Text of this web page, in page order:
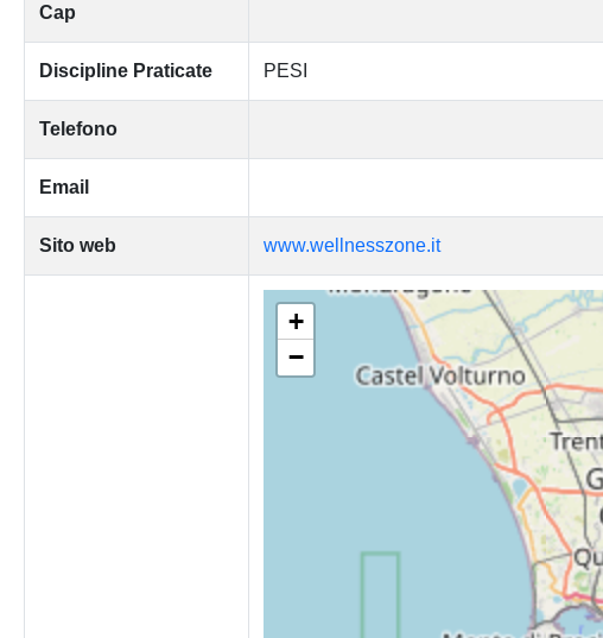
Cap
Discipline Praticate PESI
Telefono
Email
Sito web www.wellnesszone.it
+
−